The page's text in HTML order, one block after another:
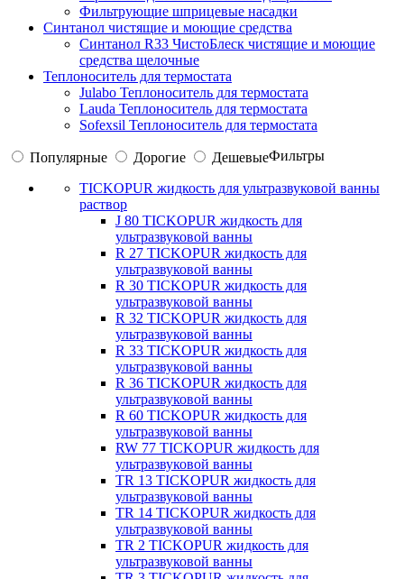
Фильтрующие шприцевые насадки
Синтанол чистящие и моющие средства
Синтанол R33 ЧистоБлеск чистящие и моющие
средства щелочные
Теплоноситель для термостата
Julabo Теплоноситель для термостата
Lauda Теплоноситель для термостата
Sofexsil Теплоноситель для термостата
Популярные Дорогие ДешевыеФильтры
TICKOPUR жидкость для ультразвуковой ванны
раствор
J 80 TICKOPUR жидкость для
ультразвуковой ванны
R 27 TICKOPUR жидкость для
ультразвуковой ванны
R 30 TICKOPUR жидкость для
ультразвуковой ванны
R 32 TICKOPUR жидкость для
ультразвуковой ванны
R 33 TICKOPUR жидкость для
ультразвуковой ванны
R 36 TICKOPUR жидкость для
ультразвуковой ванны
R 60 TICKOPUR жидкость для
ультразвуковой ванны
RW 77 TICKOPUR жидкость для
ультразвуковой ванны
TR 13 TICKOPUR жидкость для
ультразвуковой ванны
TR 14 TICKOPUR жидкость для
ультразвуковой ванны
TR 2 TICKOPUR жидкость для
ультразвуковой ванны